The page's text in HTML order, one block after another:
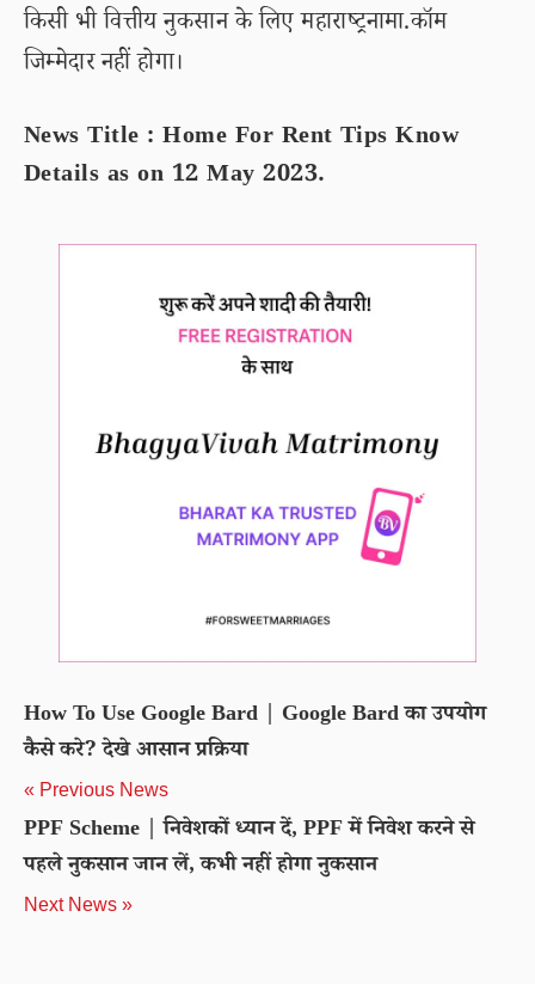
किसी भी वित्तीय नुकसान के लिए महाराष्ट्रनामा.कॉम
जिम्मेदार नहीं होगा।
News Title : Home For Rent Tips Know
Details as on 12 May 2023.
How To Use Google Bard | Google Bard का उपयोग
कैसे करे? देखे आसान प्रक्रिया
« Previous News
PPF Scheme | निवेशकों ध्यान दें, PPF में निवेश करने से
पहले नुकसान जान लें, कभी नहीं होगा नुकसान
Next News »